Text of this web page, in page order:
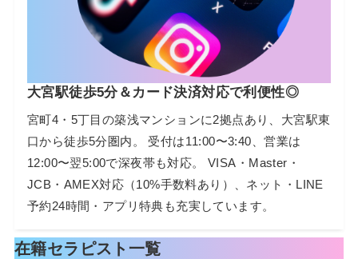
大宮駅徒歩5分＆カード決済対応で利便性◎
宮町4・5丁目の築浅マンションに2拠点あり、大宮駅東
口から徒歩5分圏内。 受付は11:00〜3:40、営業は
12:00〜翌5:00で深夜帯も対応。 VISA・Master・
JCB・AMEX対応（10%手数料あり）、ネット・LINE
予約24時間・アプリ特典も充実しています。
在籍セラピスト一覧